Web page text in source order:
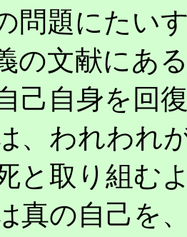
問題にたい
の文献にあ
己自身を回
、われわれ
と取り組む
真の自己を